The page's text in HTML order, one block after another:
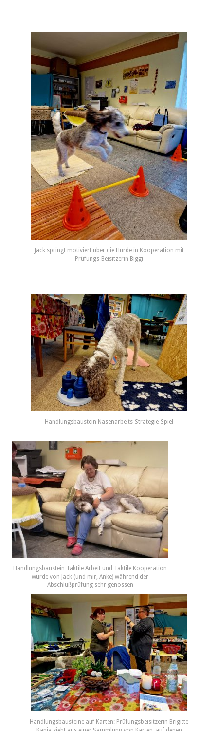
Jack springt motiviert über die Hürde in Kooperation mit
Prüfungs-Beisitzerin Biggi
Handlungsbaustein Nasenarbeits-Strategie-Spiel
Handlungsbaustein Taktile Arbeit und Taktile Kooperation
wurde von Jack (und mir, Anke) während der
Abschlußprüfung sehr genossen
Handlungsbausteine auf Karten: Prüfungsbeisitzerin Brigitte